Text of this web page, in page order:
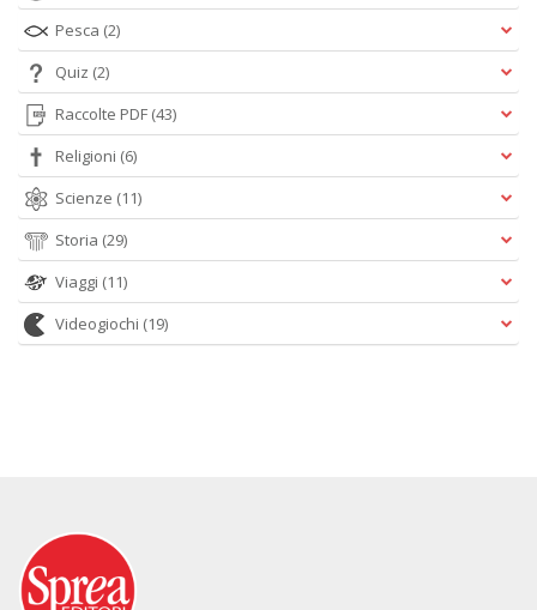
Pesca (2)
Quiz (2)
Raccolte PDF (43)
Religioni (6)
Scienze (11)
Storia (29)
Viaggi (11)
Videogiochi (19)